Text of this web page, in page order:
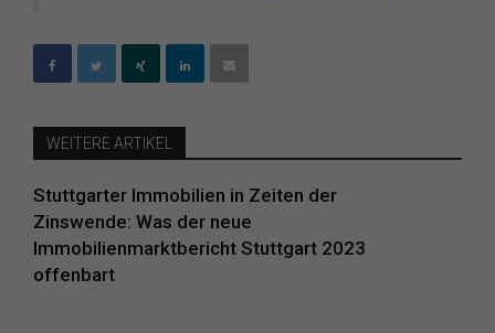
WEITERE ARTIKEL
Stuttgarter Immobilien in Zeiten der
Zinswende: Was der neue
Immobilienmarktbericht Stuttgart 2023
offenbart